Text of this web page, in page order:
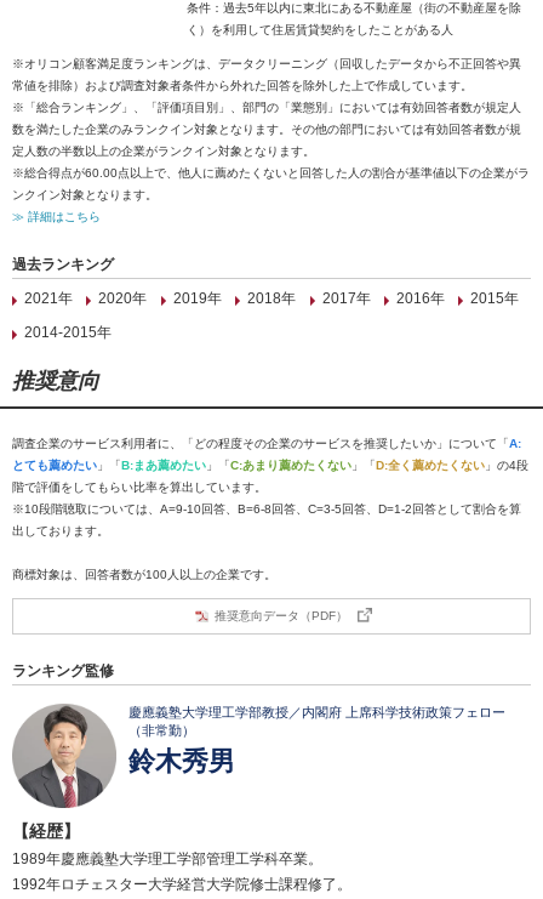
条件：過去5年以内に東北にある不動産屋（街の不動産屋を除
く）を利用して住居賃貸契約をしたことがある人
※オリコン顧客満足度ランキングは、データクリーニング（回収したデータから不正回答や異
常値を排除）および調査対象者条件から外れた回答を除外した上で作成しています。
※「総合ランキング」、「評価項目別」、部門の「業態別」においては有効回答者数が規定人
数を満たした企業のみランクイン対象となります。その他の部門においては有効回答者数が規
定人数の半数以上の企業がランクイン対象となります。
※総合得点が60.00点以上で、他人に薦めたくないと回答した人の割合が基準値以下の企業がラ
ンクイン対象となります。
≫ 詳細はこちら
過去ランキング
2021年
2020年 2019年 2018年 2017年 2016年
2015年
2014-2015年
推奨意向
調査企業のサービス利用者に、「どの程度その企業のサービスを推奨したいか」について「A:
とても薦めたい 」「B:まあ薦めたい 」「C:あまり薦めたくない 」「D:全く薦めたくない 」の4段
階で評価をしてもらい比率を算出しています。
※10段階聴取については、A=9-10回答、B=6-8回答、C=3-5回答、D=1-2回答として割合を算
出しております。
商標対象は、回答者数が100人以上の企業です。
推奨意向データ（PDF）
ランキング監修
慶應義塾大学理工学部教授／内閣府 上席科学技術政策フェロー
（非常勤）
鈴木秀男
【経歴】
1989年慶應義塾大学理工学部管理工学科卒業。
1992年ロチェスター大学経営大学院修士課程修了。